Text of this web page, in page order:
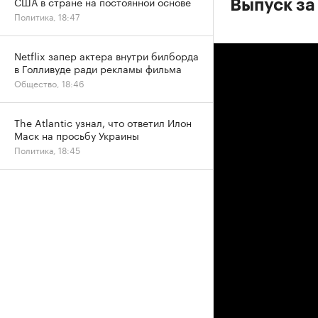
Выпуск
Политика, 18:47
Netflix запер актера внутри билборда
в Голливуде ради рекламы фильма
Общество, 18:46
The Atlantic узнал, что ответил Илон
Маск на просьбу Украины
Политика, 18:45